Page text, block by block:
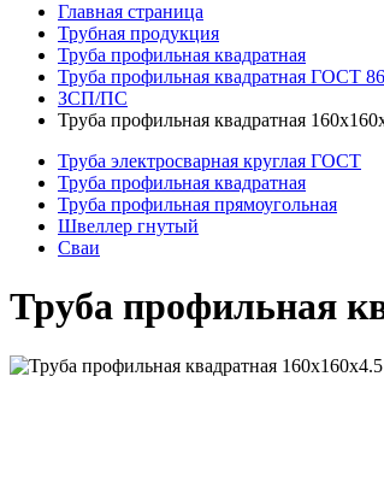
Главная страница
Трубная продукция
Труба профильная квадратная
Труба профильная квадратная ГОСТ
ЗСП/ПС
Труба профильная квадратная
Труба электросварная круглая ГОСТ
Труба профильная квадратная
Труба профильная прямоугольная
Швеллер гнутый
Сваи
Труба профильная